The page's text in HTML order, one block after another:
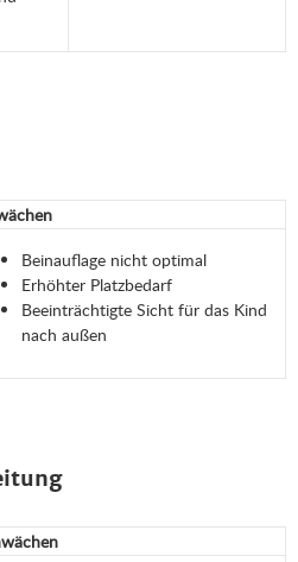
Beinauflage nicht optimal
Erhöhter Platzbedarf
Beeinträchtigte Sicht für das Kind
nach außen